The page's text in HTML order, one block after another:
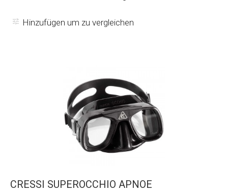
Hinzufügen um zu vergleichen
CRESSI SUPEROCCHIO APNOE